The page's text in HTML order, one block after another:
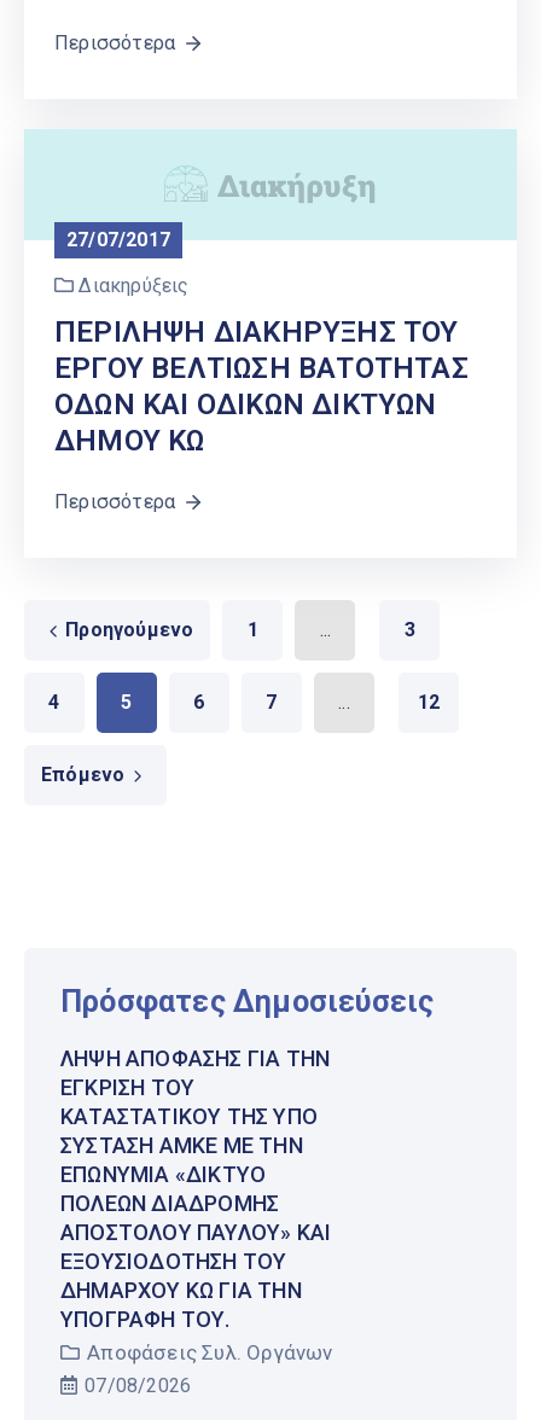
Περισσότερα
27/07/2017
Διακηρύξεις
ΠΕΡΙΛΗΨΗ ΔΙΑΚΗΡΥΞΗΣ ΤΟΥ
ΕΡΓΟΥ ΒΕΛΤΙΩΣΗ ΒΑΤΟΤΗΤΑΣ
ΟΔΩΝ ΚΑΙ ΟΔΙΚΩΝ ΔΙΚΤΥΩΝ
ΔΗΜΟΥ ΚΩ
Περισσότερα
Προηγούμενο 1 ... 3
4 5 6 7 ... 12
Επόμενο
Πρόσφατες Δημοσιεύσεις
ΛΉΨΗ ΑΠΌΦΑΣΗΣ ΓΙΑ ΤΗΝ
ΈΓΚΡΙΣΗ ΤΟΥ
ΚΑΤΑΣΤΑΤΙΚΟΎ ΤΗΣ ΥΠΌ
ΣΎΣΤΑΣΗ ΑΜΚΕ ΜΕ ΤΗΝ
ΕΠΩΝΥΜΊΑ «ΔΊΚΤΥΟ
ΠΌΛΕΩΝ ΔΙΑΔΡΟΜΉΣ
ΑΠΟΣΤΌΛΟΥ ΠΑΎΛΟΥ» ΚΑΙ
ΕΞΟΥΣΙΟΔΌΤΗΣΗ ΤΟΥ
ΔΗΜΆΡΧΟΥ ΚΩ ΓΙΑ ΤΗΝ
ΥΠΟΓΡΑΦΉ ΤΟΥ.
Αποφάσεις Συλ. Οργάνων
07/08/2026